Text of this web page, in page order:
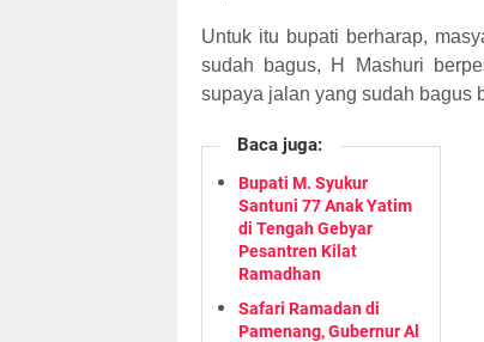
Untuk itu bupati berharap,
sudah bagus, H Mashuri
supaya jalan yang sudah bagus
Baca juga:
Bupati M. Syukur
Santuni 77 Anak Yatim
di Tengah Gebyar
Pesantren Kilat
Ramadhan
Safari Ramadan di
Pamenang, Gubernur Al